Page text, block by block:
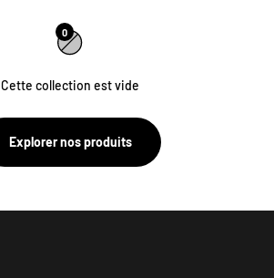
0
Cette collection est vide
Explorer nos produits